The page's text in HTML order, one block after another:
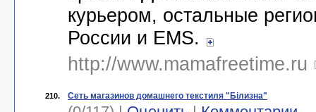
курьером, остальные
России и EMS.
http://www.mamafreetime.ru
210. Сеть магазинов домашнего текстиля "Білизна"